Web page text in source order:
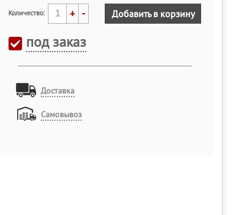
Количество: + - Добавить в корзину
под заказ
Доставка
Самовывоз